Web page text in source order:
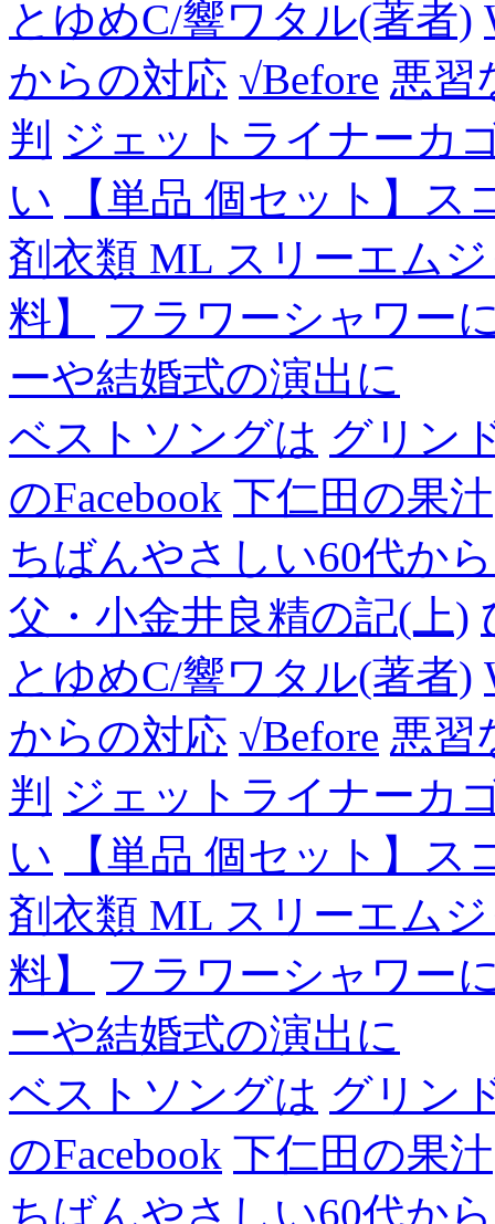
とゆめC/響ワタル(著者)
からの対応 √Before 悪習
判 ジェットライナーカ
い
【単品 個セット】
剤衣類 ML スリーエム
料】
フラワーシャワー
ーや結婚式の演出に
ベストソングは グリン
のFacebook 下仁田の果汁
ちばんやさしい60代から
父・小金井良精の記(上)
とゆめC/響ワタル(著者)
からの対応 √Before 悪習
判 ジェットライナーカ
い
【単品 個セット】
剤衣類 ML スリーエム
料】
フラワーシャワー
ーや結婚式の演出に
ベストソングは グリン
のFacebook 下仁田の果汁
ちばんやさしい60代から